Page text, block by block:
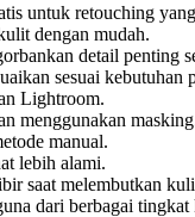
untuk retouching
dengan mudah.
detail penting
sesuai kebutuhan
Lightroom.
menggunakan
manual.
lebih alami.
saat melembutkan
dari berbagai